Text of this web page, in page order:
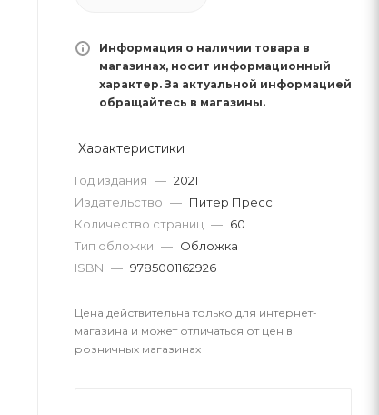
Информация о наличии товара в
магазинах, носит информационный
характер. За актуальной информацией
обращайтесь в магазины.
Характеристики
Год издания — 2021
Издательство — Питер Пресс
Количество страниц — 60
Тип обложки — Обложка
ISBN — 9785001162926
Цена действительна только для интернет-
магазина и может отличаться от цен в
розничных магазинах